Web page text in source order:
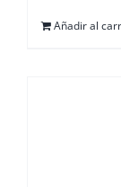
Añadir al